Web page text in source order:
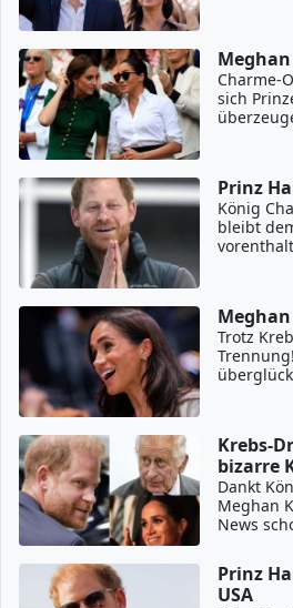
Charme-
sich
Prinz
König
bleibt
Trotz
Krebs-
bizarre
Dankt
Meghan
News
Prinz
USA